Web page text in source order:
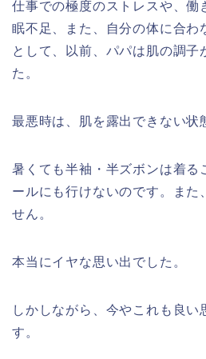
仕事での極度のストレスや、働
眠不足、また、自分の体に合わ
として、以前、パパは肌の調子
た。
最悪時は、肌を露出できない状
暑くても半袖・半ズボンは着る
ールにも行けないのです。また
せん。
本当にイヤな思い出でした。
しかしながら、今やこれも良い
す。